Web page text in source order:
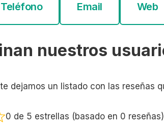
Teléfono Email Web
nuestros
dejamos un listado con las reseñas
0 de 5 estrellas (basado en 0 reseñas)